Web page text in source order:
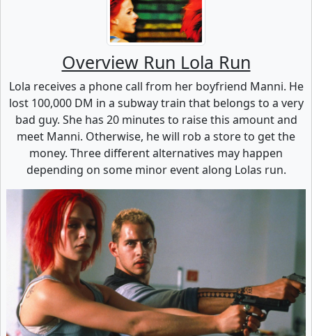
Overview Run Lola Run
Lola receives a phone call from her boyfriend Manni. He
lost 100,000 DM in a subway train that belongs to a very
bad guy. She has 20 minutes to raise this amount and
meet Manni. Otherwise, he will rob a store to get the
money. Three different alternatives may happen
depending on some minor event along Lolas run.